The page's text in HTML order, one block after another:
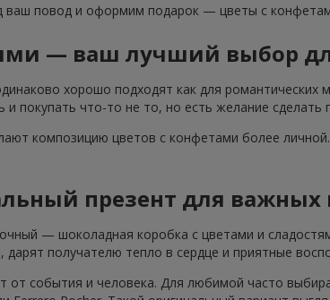
ваш повод и оформим подарок — цветы с
— ваш лучший выбор
хорошо подходят как для романтических
покупать что-то не то, но есть желание сделать
композицию цветов с конфетами более
презент для
— шоколадная коробка с цветами и
получателю тепло в сердце и приятные
события и человека. Для любимой часто